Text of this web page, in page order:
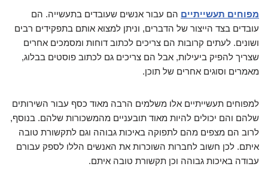
מפוחים תעשייתיים הם עבור אנשים שעובדים בתעשייה. הם
עובדים בצד הייצור של הדברים, וניתן למצוא אותם בתפקידים רבים
ושונים. לעתים קרובות הם צריכים לכתוב דוחות ומסמכים אחרים
שצריך להפיק ביעילות, אבל הם צריכים גם לכתוב פוסטים בבלוג,
מאמרים וסוגים אחרים של תוכן.
למפוחים תעשייתיים אלו משלמים הרבה מאוד כסף עבור השירותים
שלהם והם יכולים להיות מאוד תובעניים מהמשכורות שלהם. בנוסף,
לרוב הם מצפים מהם לתפוקה באיכות גבוהה וגם לתקשורת טובה
איתם. לכן חשוב לחברות השוכרות את האנשים הללו לספק עבורם
עבודה באיכות גבוהה וכן תקשורת טובה איתם.